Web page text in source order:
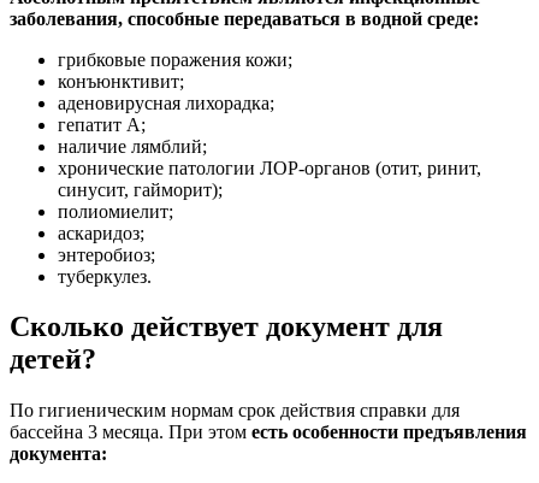
заболевания, способные передаваться в водной среде:
грибковые поражения кожи;
конъюнктивит;
аденовирусная лихорадка;
гепатит А;
наличие лямблий;
хронические патологии ЛОР-органов (отит, ринит,
синусит, гайморит);
полиомиелит;
аскаридоз;
энтеробиоз;
туберкулез.
Сколько действует документ для
детей?
По гигиеническим нормам срок действия справки для
бассейна 3 месяца. При этом есть особенности предъявления
документа: